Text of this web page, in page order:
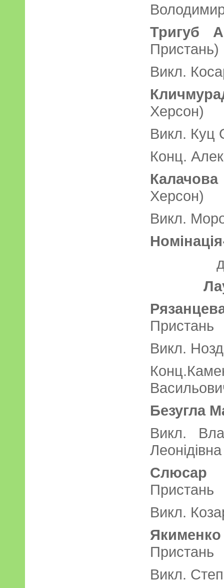
Тригуб
Пристань)
Викл.
Херсон)
Викл. Куц
Конц.
Калачова
Херсон)
Викл.
Пристань
Викл.
Безугла
Викл.
Леонідівна
Пристань
Викл.
Пристань
Викл.